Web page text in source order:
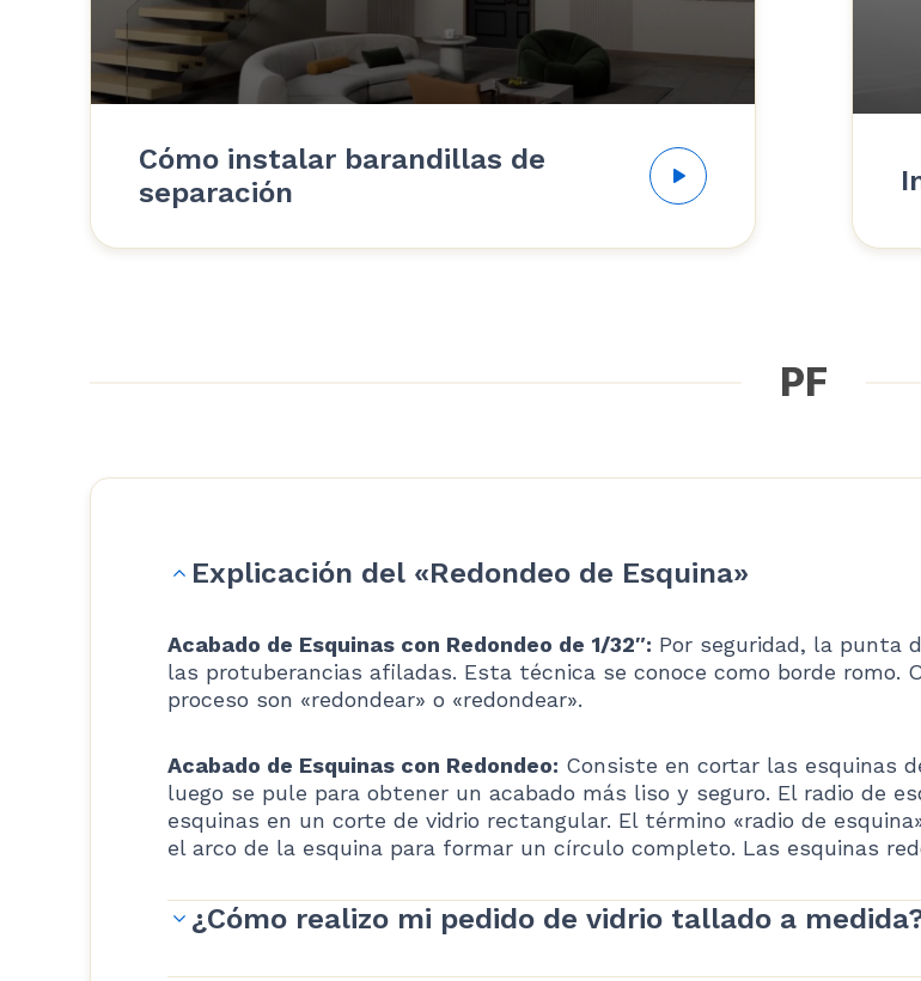
Cómo instalar barandillas de
separación
PF
Explicación del «Redondeo de Esquina»
Acabado de Esquinas con Redondeo de 1/32″: Por seguridad, la punta
las protuberancias afiladas. Esta técnica se conoce como borde
proceso son «redondear» o «redondear».
Acabado de Esquinas con Redondeo: Consiste en cortar las esquinas
luego se pule para obtener un acabado más liso y seguro. El radio de
esquinas en un corte de vidrio rectangular. El término «radio de
el arco de la esquina para formar un círculo completo. Las esquinas
¿Cómo realizo mi pedido de vidrio tallado a